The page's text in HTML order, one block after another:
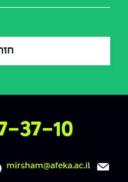
צרו
37-10
mirsham@afeka.ac.il